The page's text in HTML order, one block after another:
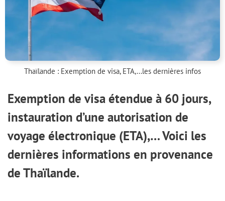
Thaïlande : Exemption de visa, ETA,...les dernières infos
Exemption de visa étendue à 60 jours,
instauration d’une autorisation de
voyage électronique (ETA),… Voici les
dernières informations en provenance
de Thaïlande.